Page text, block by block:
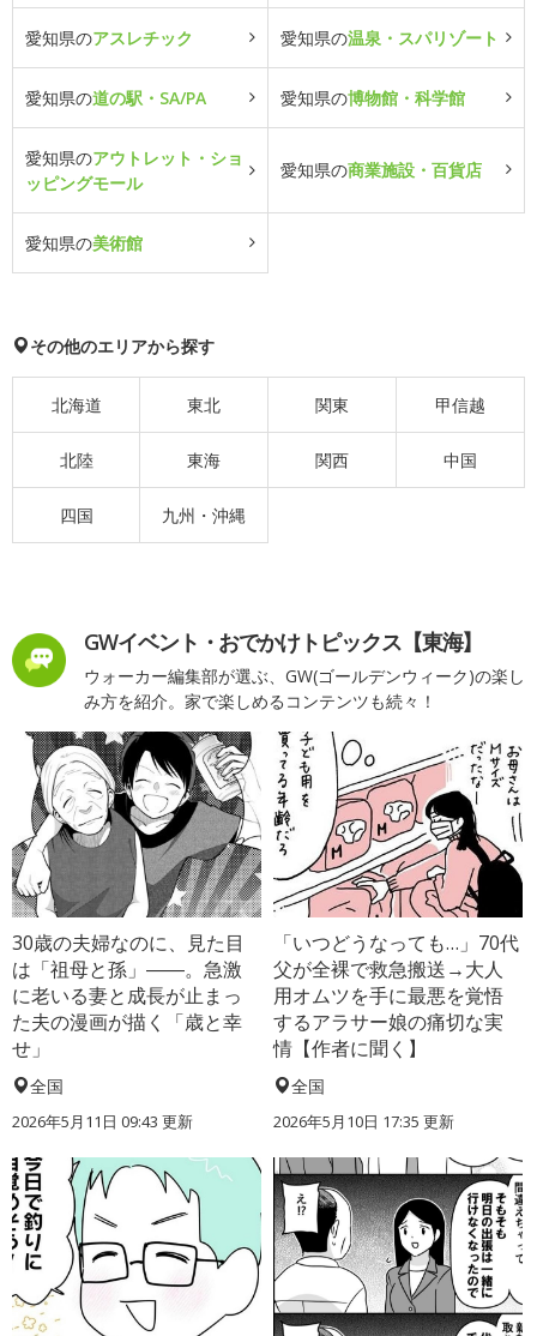
愛知県のアスレチック 愛知県の温泉・スパリゾート
愛知県の道の駅・SA/PA 愛知県の博物館・科学館
愛知県のアウトレット・ショ
ッピングモール
愛知県の商業施設・百貨店
愛知県の美術館
その他のエリアから探す
北海道 東北 関東 甲信越
北陸 東海 関西 中国
四国 九州・沖縄
GWイベント・おでかけトピックス【東海】
ウォーカー編集部が選ぶ、GW(ゴールデンウィーク)の楽し
み方を紹介。家で楽しめるコンテンツも続々！
30歳の夫婦なのに、見た目
は「祖母と孫」――。急激
に老いる妻と成長が止まっ
た夫の漫画が描く「歳と幸
せ」
全国
2026年5月11日 09:43 更新
「いつどうなっても…」70代
父が全裸で救急搬送→大人
用オムツを手に最悪を覚悟
するアラサー娘の痛切な実
情【作者に聞く】
全国
2026年5月10日 17:35 更新